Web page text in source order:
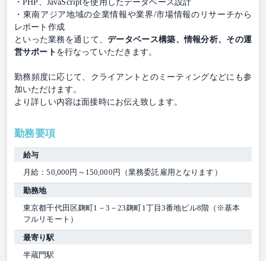
・PHP、JavaScriptを使用したデータベース設計
・東南アジア地域の企業情報や業界/市場情報のリサーチから
レポート作成
といった業務を通じて、データベース構築、情報分析、その運
営サポート を行なっていただきます。
勤務頻度に応じて、クライアントとのミーティングなどにも参
加いただけます。
より詳しい内容は面接時にお伝え致します。
勤務要項
給与
月給：50,000円～150,000円（業務委託雇用となります）
勤務地
東京都千代田区麹町1－3－23麹町1丁目3番地ビル8階（※基本
フルリモート）
最寄り駅
半蔵門駅